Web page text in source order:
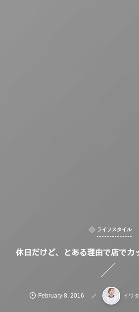
ライフスタイル
休日だけど、とある理由で店でカ
February 8 2016 イワ